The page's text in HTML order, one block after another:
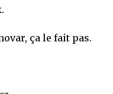
ça le fait pas.